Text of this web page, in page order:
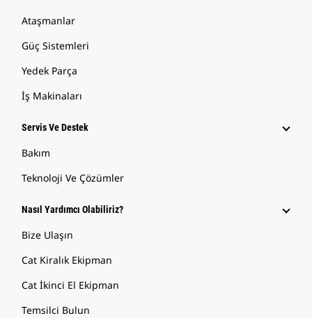
Ataşmanlar
Güç Sistemleri
Yedek Parça
İş Makinaları
Servis Ve Destek
Bakım
Teknoloji Ve Çözümler
Nasıl Yardımcı Olabiliriz?
Bize Ulaşın
Cat Kiralık Ekipman
Cat İkinci El Ekipman
Temsilci Bulun